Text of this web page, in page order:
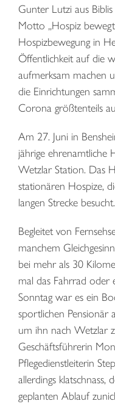
Gunter Lutzi aus
Motto „Hospiz
Hospizbewegung in
Öffentlichkeit auf die
aufmerksam machen
die Einrichtungen
Corona größtenteils
Am 27. Juni in
jährige ehrenamtliche
Wetzlar Station. Das
stationären Hospize,
langen Strecke besucht.
Begleitet von
manchem
bei mehr als 30
mal das Fahrrad oder
Sonntag war es ein
sportlichen Pensionär
um ihn nach Wetzlar
Geschäftsführerin
Pflegedienstleiterin
allerdings
geplanten Ablauf